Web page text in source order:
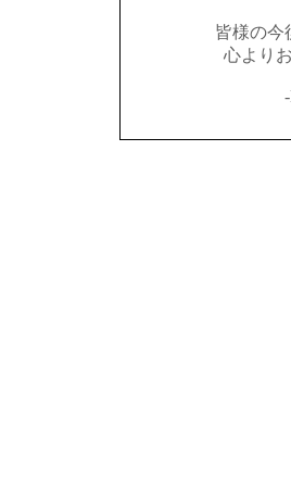
皆様の今
心より